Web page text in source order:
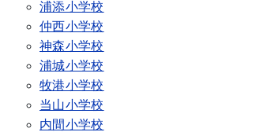
浦添小学校
仲西小学校
神森小学校
浦城小学校
牧港小学校
当山小学校
内間小学校